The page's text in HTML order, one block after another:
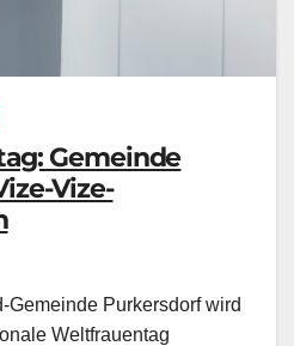
Gemeinde
Vize-
Purkersdorf wird
Weltfrauentag